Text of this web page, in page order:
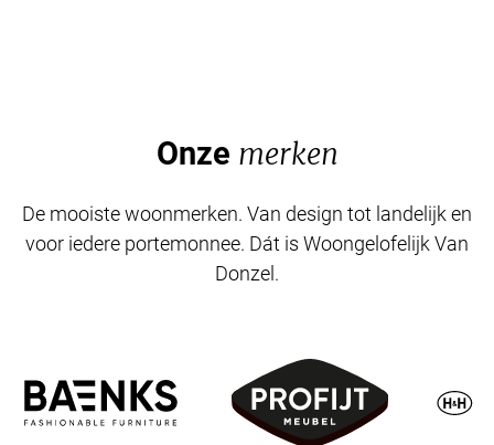
Onze merken
De mooiste woonmerken. Van design tot landelijk en
voor iedere portemonnee. Dát is Woongelofelijk Van
Donzel.